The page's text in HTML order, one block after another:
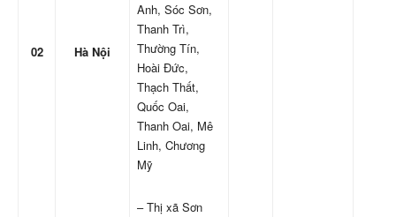
02 Hà Nội
Anh, Sóc Sơn,
Thanh Trì,
Thường Tín,
Hoài Đức,
Thạch Thất,
Quốc Oai,
Thanh Oai, Mê
Linh, Chương
Mỹ
– Thị xã Sơn